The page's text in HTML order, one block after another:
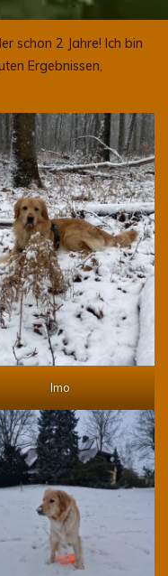
schon 2 Jahre! Ich bin
Ergebnissen,
Imo